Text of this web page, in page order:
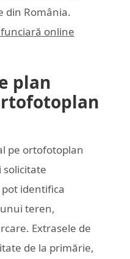
din România.
online
plan
pe ortofotoplan
identifica
teren,
Extrasele de
de la primărie,